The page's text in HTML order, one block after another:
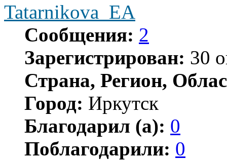
Tatarnikova_EA
Сообщения: 2
Зарегистрирован: 30
Страна, Регион,
Город: Иркутск
Благодарил (а): 0
Поблагодарили: 0